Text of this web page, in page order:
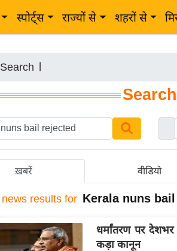
स्पोर्ट्स राज्यों से शहरों से
Search
Search
ख़बरें वीडियो
news results for Kerala nuns
धर्मांतरण पर
कड़ा कानून